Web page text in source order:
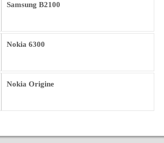
Samsung B2100
Nokia 6300
Nokia Origine